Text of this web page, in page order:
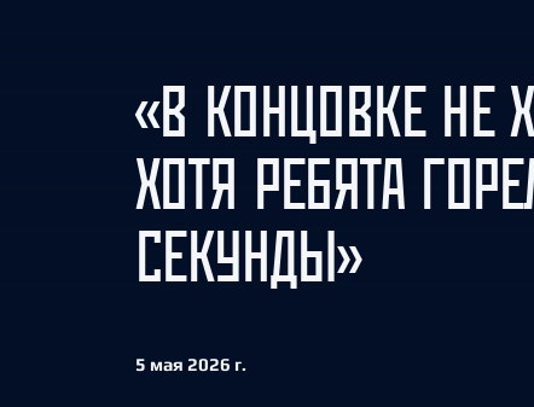
ЦСКА
Шанхайские Драконы
«В КОНЦОВКЕ НЕ
ХОТЯ РЕБЯТА
СЕКУНДЫ»
5 мая 2026 г.